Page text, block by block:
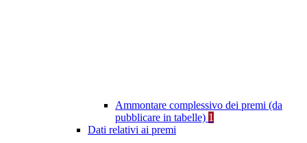
Ammontare complessivo dei premi (da
pubblicare in tabelle) 1
Dati relativi ai premi